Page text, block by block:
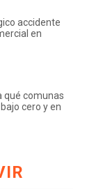
accidente
en
qué comunas
cero y en